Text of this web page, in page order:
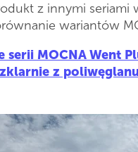
z innymi seriami
wariantów
serii MOCNA Went
z